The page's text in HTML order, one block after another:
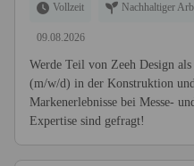
Vollzeit Nachhaltiger
09.08.2026
Werde Teil von Zeeh Design
(m/w/d) in der Konstruktion
Markenerlebnisse bei Messe-
Expertise sind gefragt!